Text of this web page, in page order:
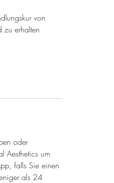
von
zu erhalten
oder
Aesthetics um
falls Sie einen
als 24